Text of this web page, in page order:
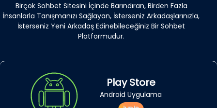
Birçok Sohbet Sitesini İçinde Barındıran, Birden Fazla
İnsanlarla Tanışmanızı Sağlayan, İsterseniz Arkadaşlarınızla,
İsterseniz Yeni Arkadaş Edinebileceğiniz Bir Sohbet
Platformudur.
Play Store
Android Uygulama